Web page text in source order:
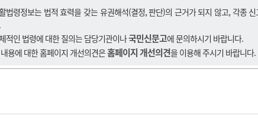
법령정보는 법적 효력을 갖는 유권해석(결정, 판단)의 근거가 되지 않고, 각종
적인 법령에 대한 질의는 담당기관이나국민신문고에 문의하시기 바랍니다.
용에 대한 홈페이지 개선의견은홈페이지 개선의견을 이용해 주시기 바랍니다.